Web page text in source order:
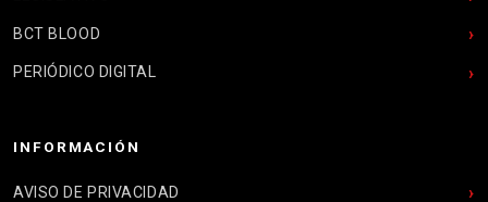
BCT BLOOD
PERIÓDICO DIGITAL
INFORMACIÓN
AVISO DE PRIVACIDAD